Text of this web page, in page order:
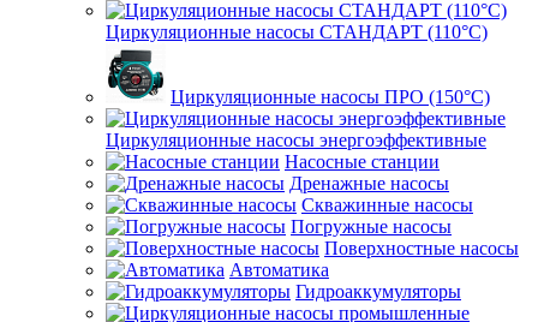
Циркуляционные насосы СТАНДАРТ (110°C)
Циркуляционные насосы ПРО (150°C)
Циркуляционные насосы энергоэффективные
Насосные станции
Дренажные насосы
Скважинные насосы
Погружные насосы
Поверхностные насосы
Автоматика
Гидроаккумуляторы